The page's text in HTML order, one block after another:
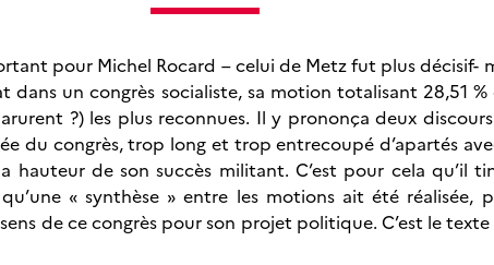
pour Michel Rocard – celui de Metz fut plus décisif-
un congrès socialiste, sa motion totalisant 28,51 %
?) les plus reconnues. Il y prononça deux
du congrès, trop long et trop entrecoupé d’apartés
hauteur de son succès militant. C’est pour cela qu’il
« synthèse » entre les motions ait été réalisée,
de ce congrès pour son projet politique. C’est le